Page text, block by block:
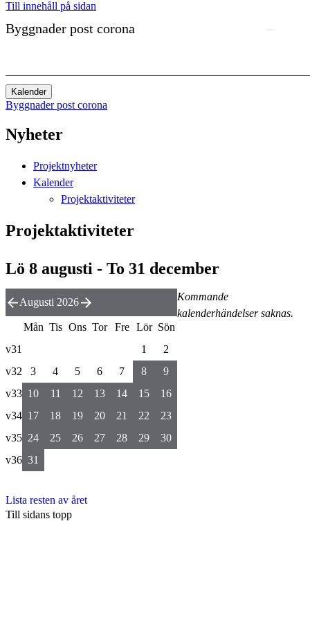
Till innehåll på sidan
Byggnader post corona
Kalender
Byggnader post corona
Nyheter
Projektnyheter
Kalender
Projektaktiviteter
Projektaktiviteter
Lö 8 augusti - To 31 december
Kommande
kalenderhändelser saknas.
Augusti 2026
Mån Tis Ons Tor Fre Lör Sön
v31
1
2
v32
3 4 5 6 7 8
9
v33 10 11 12 13 14 15
16
v34 17 18 19 20 21 22
23
v35 24 25 26 27 28 29
30
v36 31
Lista resten av året
Till sidans topp